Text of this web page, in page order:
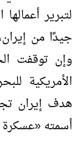
لتبرير
جيدًا من
وإن توقفت
الأمريكية
هدف إيران
أسمته«عسكرة